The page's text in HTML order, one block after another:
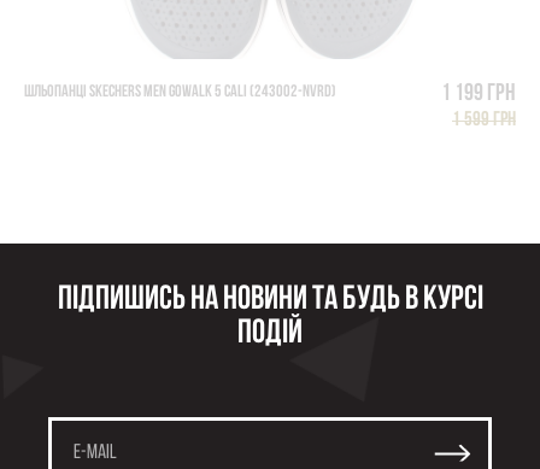
ШЛЬОПАНЦІ SKECHERS MEN GOWALK 5 CALI (243002-NVRD) 1 199 грн
1 599 грн
Підпишись на новини та будь в курсі
подій